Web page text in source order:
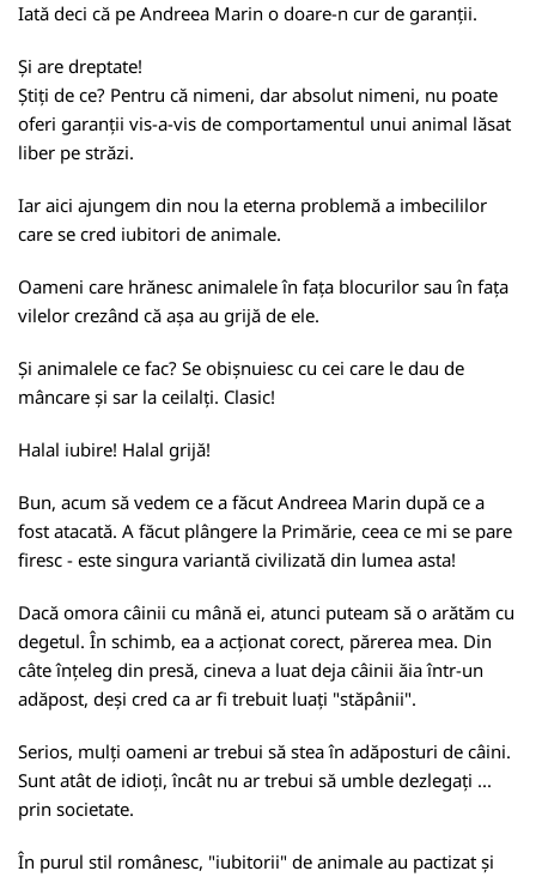
Iată deci că pe Andreea Marin o doare-n cur de garanții.
Și are dreptate!
Știți de ce? Pentru că nimeni, dar absolut nimeni, nu poate
oferi garanții vis-a-vis de comportamentul unui animal lăsat
liber pe străzi.
Iar aici ajungem din nou la eterna problemă a imbecililor
care se cred iubitori de animale.
Oameni care hrănesc animalele în fața blocurilor sau în fața
vilelor crezând că așa au grijă de ele.
Și animalele ce fac? Se obișnuiesc cu cei care le dau de
mâncare și sar la ceilalți. Clasic!
Halal iubire! Halal grijă!
Bun, acum să vedem ce a făcut Andreea Marin după ce a
fost atacată. A făcut plângere la Primărie, ceea ce mi se pare
firesc - este singura variantă civilizată din lumea asta!
Dacă omora câinii cu mână ei, atunci puteam să o arătăm cu
degetul. În schimb, ea a acționat corect, părerea mea. Din
câte înțeleg din presă, cineva a luat deja câinii ăia într-un
adăpost, deși cred ca ar fi trebuit luați "stăpânii".
Serios, mulți oameni ar trebui să stea în adăposturi de câini.
Sunt atât de idioți, încât nu ar trebui să umble dezlegați ...
prin societate.
În purul stil românesc, "iubitorii" de animale au pactizat și